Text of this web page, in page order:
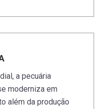
a pecuária
moderniza em
além da produção